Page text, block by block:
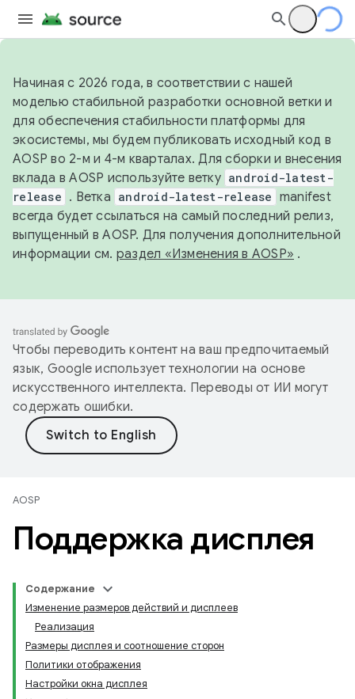
Начиная с 2026 года, в соответствии с нашей
моделью стабильной разработки основной ветки и
для обеспечения стабильности платформы для
экосистемы, мы будем публиковать исходный код в
AOSP во 2-м и 4-м кварталах. Для сборки и внесения
вклада в AOSP используйте ветку android-latest-
release . Ветка android-latest-release manifest
всегда будет ссылаться на самый последний релиз,
выпущенный в AOSP. Для получения дополнительной
информации см. раздел «Изменения в AOSP» .
Чтобы переводить контент на ваш предпочитаемый
язык, Google использует технологии на основе
искусственного интеллекта. Переводы от ИИ могут
содержать ошибки.
AOSP
Поддержка дисплея
Содержание
Изменение размеров действий и дисплеев
Реализация
Размеры дисплея и соотношение сторон
Политики отображения
Настройки окна дисплея